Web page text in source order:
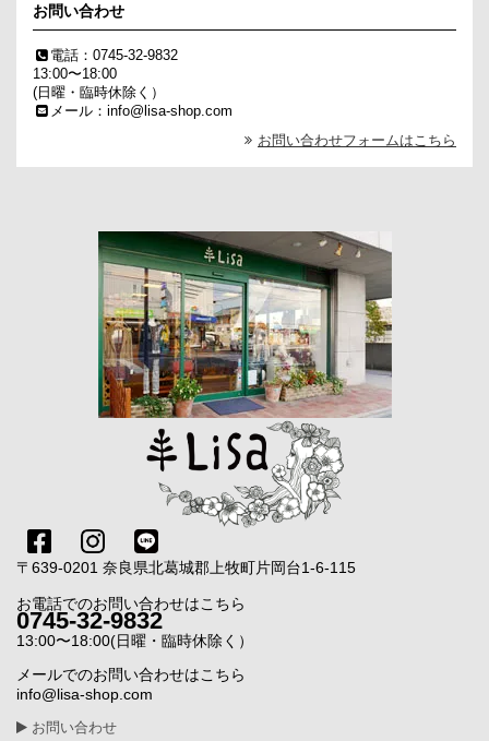
お問い合わせ
電話：0745-32-9832
13:00〜18:00
(日曜・臨時休除く）
メール：info@lisa-shop.com
お問い合わせフォームはこちら
〒639-0201 奈良県北葛城郡上牧町片岡台1-6-115
お電話でのお問い合わせはこちら
0745-32-9832
13:00〜18:00(日曜・臨時休除く）
メールでのお問い合わせはこちら
info@lisa-shop.com
お問い合わせ